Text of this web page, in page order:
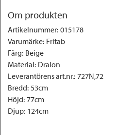
Om produkten
Artikelnummer: 015178
Varumärke: Fritab
Färg: Beige
Material: Dralon
Leverantörens art.nr.: 727N,72
Bredd: 53cm
Höjd: 77cm
Djup: 124cm